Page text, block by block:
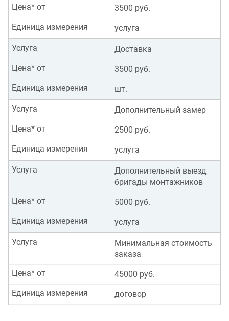
3500 руб.
Цена* от
услуга
Единица измерения
Доставка
Услуга
3500 руб.
Цена* от
шт.
Единица измерения
Дополнительный замер
Услуга
2500 руб.
Цена* от
услуга
Единица измерения
Дополнительный выезд
бригады монтажников
Услуга
5000 руб.
Цена* от
услуга
Единица измерения
Минимальная стоимость
заказа
Услуга
45000 руб.
Цена* от
договор
Единица измерения